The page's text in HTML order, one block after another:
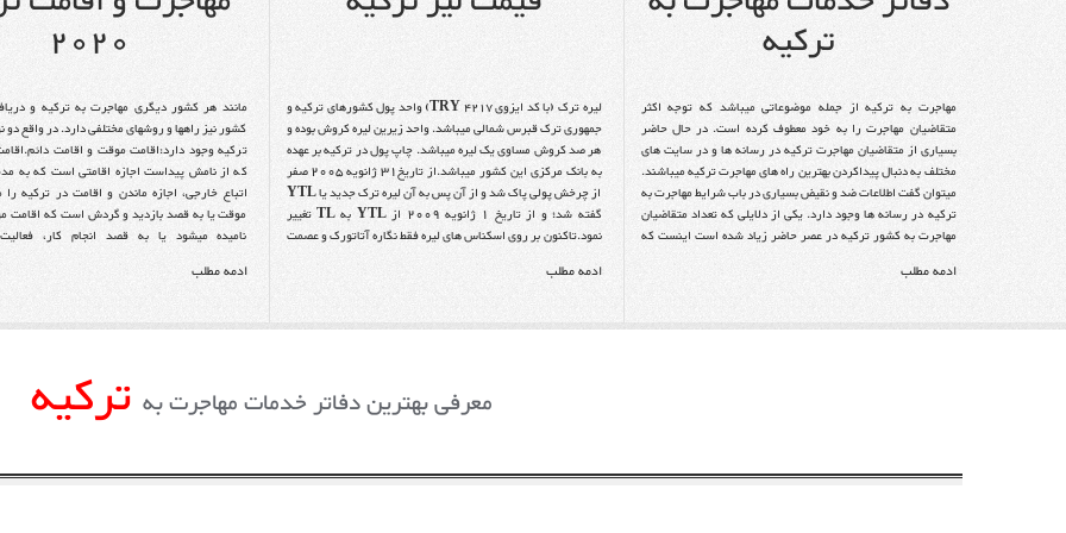
2020
مانند هر کشور دیگری مهاجرت به ترکیه و
کشور نیز راهها و روشهای مختلفی دارد. در واقع دو
ترکیه وجود دارد:اقامت موقت و اقامت
که از نامش پیداست اجازه اقامتی است که به
اتباع خارجی، اجازه ماندن و اقامت در ترکیه
موقت یا به قصد بازدید و گردش است که اقامت
نامیده میشود یا به قصد انجام کار،
قابل تمدید. یعنی در برخی موارد میتوان پس از
ترکیهاجازه اقامت و زندگی دائمی در این کشور را
ابتدا از یکی از روشهای اقامت ترکیه، اقامت موقت
شونده دریافت کرد و پس از چند دوره تمدید و
مشخص و احراز شرایط مورد نظر برای اداره مهاجرت
روشهای اقامت یا مهاجرت به ترکیه خواهیم
ادمه مطلب
لیره ترک (با کد ایزوی 4217 TRY) واحد پول کشورهای ترکیه و
جمهوری ترک قبرس شمالی میباشد. واحد زیرین لیره کروش بوده و
هر صد کروش مساوی یک لیره میباشد. چاپ پول در ترکیه بر عهده
به بانک مرکزی این کشور میباشد.از تاریخ۳۱ ژانویه ۲۰۰۵ صفر
از چرخش پولی پاک شد و از آن پس به آن لیره ترک جدید یا YTL
گفته شد؛ و از تاریخ ۱ ژانویه ۲۰۰۹ از YTL به TL تغییر
نمود.تاکنون بر روی اسکناس های لیره فقط نگاره آتاتورک و عصمت
سالهای ۱۹۳۸ تا ۱۹۵۰ بود.
ادمه مطلب
ترکیه
مهاجرت به ترکیه از جمله موضوعاتی میباشد که توجه اکثر
متقاضیان مهاجرت را به خود معطوف کرده است. در حال حاضر
بسیاری از متقاضیان مهاجرت ترکیه در رسانه ها و در سایت های
مختلف به دنبال پیداکردن بهترین راه های مهاجرت ترکیه میباشند.
میتوان گفت اطلاعات ضد و نقیض بسیاری در باب شرایط مهاجرت به
ترکیه در رسانه ها وجود دارد. یکی از دلایلی که تعداد متقاضیان
مهاجرت به کشور ترکیه در عصر حاضر زیاد شده است اینست که
.ترکیه کشوری است درجنوب شرقی اروپا و شمال غربی آسیا که
رو دارای دو همسایه اروپائی بلغارستان و یونان و شش همسایه
ادمه مطلب
معرفی بهترین دفاتر خدمات مهاجرت به ترکیه